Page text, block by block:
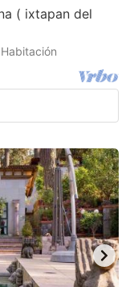
( ixtapan del